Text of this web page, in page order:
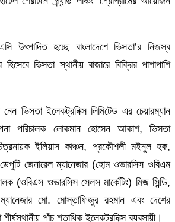
উৎপাদিত হচ্ছে বাংলাদেশে ভিসতা’র নিজস্ব
হিসেবে ভিসতা স্থানীয় বাজারে বিক্রির পাশাপাশি
ভিসতা ইলেকট্রনিক্স লিমিটেড এর চেয়ারম্যান
পরিচালক লোকমান হোসেন আকাশ, ভিসতা
ইলিয়াস কাঞ্চন, প্রকৌশলী মইনুল হক,
জেনারেল ম্যানেজার (হোম ওভারসিস ওবিএম
(ওবিএস ওভারসিস সেলস মার্কেটিং) মিজ সিন্ডি,
ম্যানেজার মো. মোস্তাফিজুর রহমান এবং দেশের
পাঁচ শতাধিক ইলেকট্রনিক্স ব্যবসায়ী।